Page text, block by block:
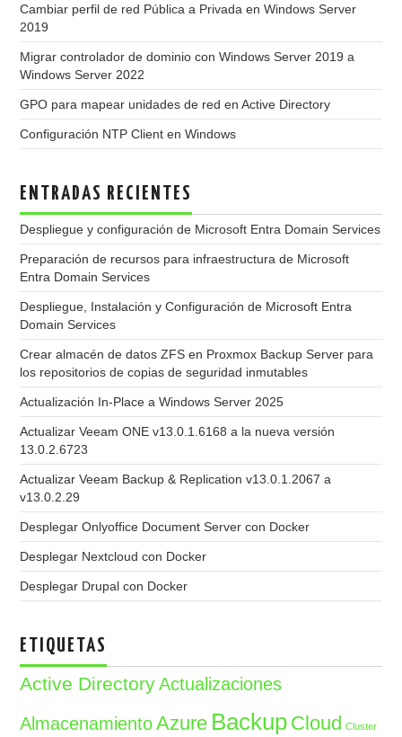
Cambiar perfil de red Pública a Privada en Windows Server
2019
Migrar controlador de dominio con Windows Server 2019 a
Windows Server 2022
GPO para mapear unidades de red en Active Directory
Configuración NTP Client en Windows
ENTRADAS RECIENTES
Despliegue y configuración de Microsoft Entra Domain Services
Preparación de recursos para infraestructura de Microsoft
Entra Domain Services
Despliegue, Instalación y Configuración de Microsoft Entra
Domain Services
Crear almacén de datos ZFS en Proxmox Backup Server para
los repositorios de copias de seguridad inmutables
Actualización In-Place a Windows Server 2025
Actualizar Veeam ONE v13.0.1.6168 a la nueva versión
13.0.2.6723
Actualizar Veeam Backup & Replication v13.0.1.2067 a
v13.0.2.29
Desplegar Onlyoffice Document Server con Docker
Desplegar Nextcloud con Docker
Desplegar Drupal con Docker
ETIQUETAS
Active Directory Actualizaciones
Almacenamiento Azure Backup Cloud Cluster